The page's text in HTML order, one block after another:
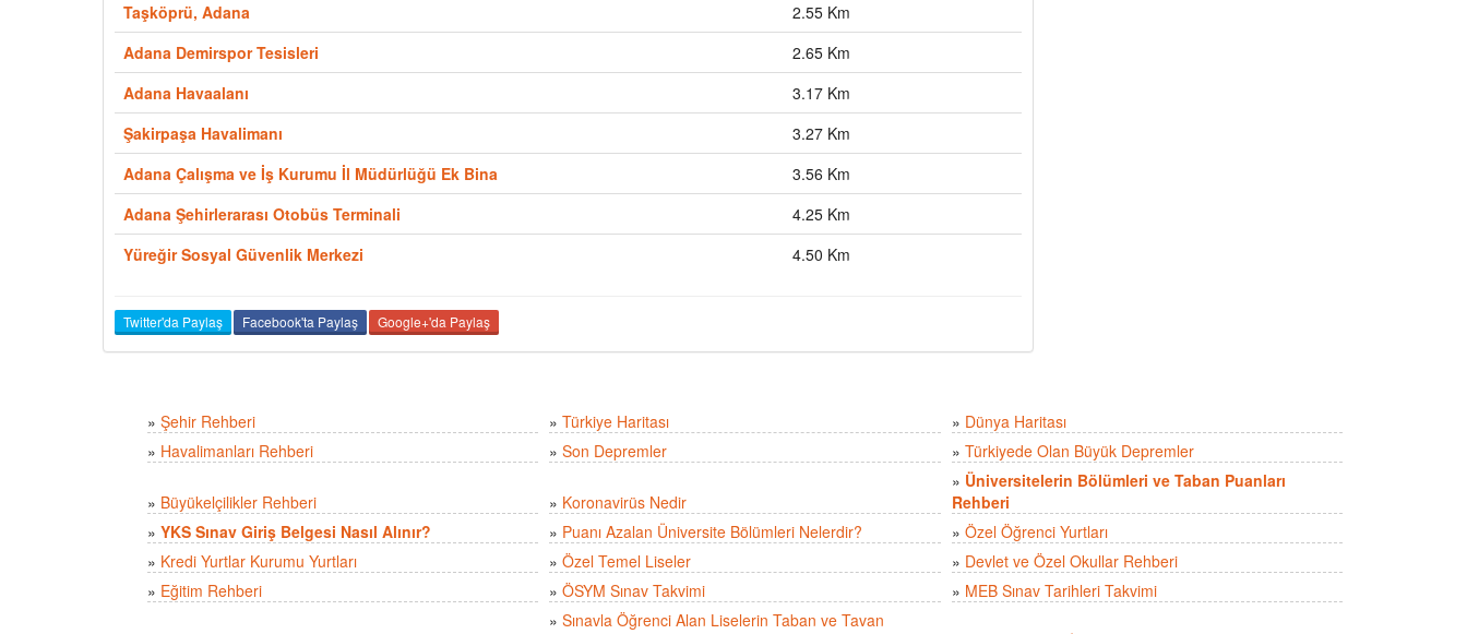
Taşköprü, Adana
2.55 Km
Adana Demirspor Tesisleri
2.65 Km
Adana Havaalanı
3.17 Km
Şakirpaşa Havalimanı
3.27 Km
Adana Çalışma ve İş Kurumu İl Müdürlüğü Ek Bina
3.56 Km
Adana Şehirlerarası Otobüs Terminali
4.25 Km
Yüreğir Sosyal Güvenlik Merkezi
4.50 Km
Twitter'da Paylaş Facebook'ta Paylaş Google+'da Paylaş
» Şehir Rehberi » Türkiye Haritası » Dünya Haritası
» Havalimanları Rehberi » Son Depremler » Türkiyede Olan Büyük Depremler
» Büyükelçilikler Rehberi » Koronavirüs Nedir
» Üniversitelerin Bölümleri ve Taban Puanları
Rehberi
» YKS Sınav Giriş Belgesi Nasıl Alınır? » Puanı Azalan Üniversite Bölümleri Nelerdir? » Özel Öğrenci Yurtları
» Kredi Yurtlar Kurumu Yurtları » Özel Temel Liseler » Devlet ve Özel Okullar Rehberi
» Eğitim Rehberi » ÖSYM Sınav Takvimi » MEB Sınav Tarihleri Takvimi
» Sınavla Öğrenci Alan Liselerin Taban ve Tavan